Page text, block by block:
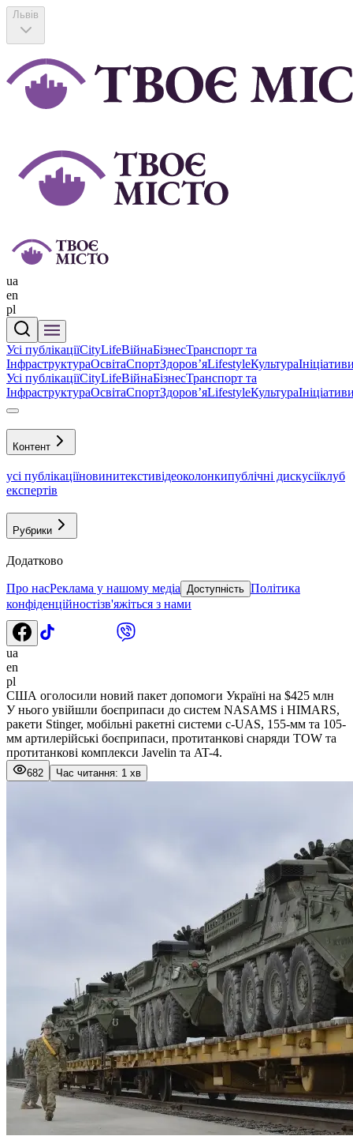
Львів
ua
en
pl
Усі публікаціїCityLifeВійнаБізнесТранспорт та
ІнфраструктураОсвітаСпортЗдоровʼяLifestyleКультура
Усі публікаціїCityLifeВійнаБізнесТранспорт та
ІнфраструктураОсвітаСпортЗдоровʼяLifestyleКультура
Контент
усі публікаціїновинитекстивідеоколонкипублічні дискусіїклуб
експертів
Рубрики
Додатково
Про насРеклама у нашому медіа Доступність Політика
конфіденційностізв'яжіться з нами
ua
en
pl
США оголосили новий пакет допомоги Україні на $425 млн
У нього увійшли боєприпаси до систем NASAMS і HIMARS,
ракети Stinger, мобільні ракетні системи c-UAS, 155-мм та 105-
мм артилерійські боєприпаси, протитанкові снаряди TOW та
протитанкові комплекси Javelin та AT-4.
682 Час читання: 1 хв